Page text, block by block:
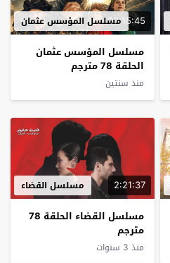
02:15:45مسلسل المؤسس عثمان
مسلسل المؤسس عثمان
الحلقة 78 مترجم
منذ سنتين
2:21:37 مسلسل القضاء
مسلسل القضاء الحلقة 78
مترجم
منذ 3 سنوات